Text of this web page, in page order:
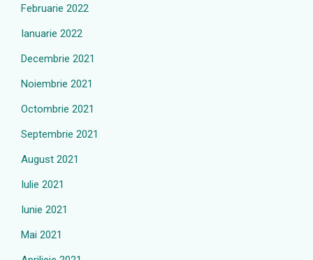
Februarie 2022
Ianuarie 2022
Decembrie 2021
Noiembrie 2021
Octombrie 2021
Septembrie 2021
August 2021
Iulie 2021
Iunie 2021
Mai 2021